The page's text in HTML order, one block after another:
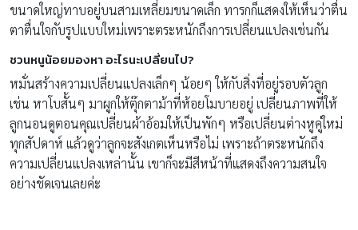
ขนาดใหญ่ทาบอยู่บนสามเหลี่ยมขนาดเล็ก ทารกก็แสดงให้เห็นว่าตื่น
ตาตื่นใจกับรูปแบบใหม่เพราะตระหนักถึงการเปลี่ยนแปลงเช่นกัน
ชวนหนูน้อยมองหา อะไรนะเปลี่ยนไป?
หมั่นสร้างความเปลี่ยนแปลงเล็กๆ น้อยๆ ให้กับสิ่งที่อยู่รอบตัวลูก
เช่น หาโบสั้นๆ มาผูกให้ตุ๊กตาม้าที่ห้อยโมบายอยู่ เปลี่ยนภาพที่ให้
ลูกนอนดูตอนคุณเปลี่ยนผ้าอ้อมให้เป็นพักๆ หรือเปลี่ยนต่างหูคู่ใหม่
ทุกสัปดาห์ แล้วดูว่าลูกจะสังเกตเห็นหรือไม่ เพราะถ้าตระหนักถึง
ความเปลี่ยนแปลงเหล่านั้น เขาก็จะมีสีหน้าที่แสดงถึงความสนใจ
อย่างชัดเจนเลยค่ะ